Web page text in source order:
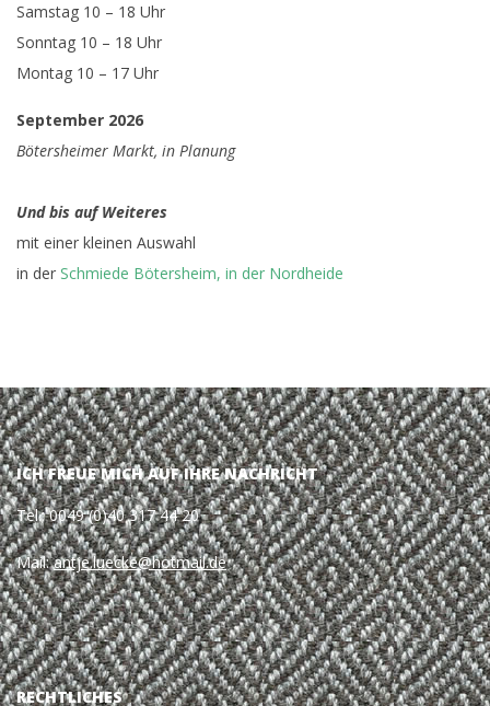
Samstag 10 – 18 Uhr
Sonntag 10 – 18 Uhr
Montag 10 – 17 Uhr
September 2026
Bötersheimer Markt, in Planung
Und bis auf Weiteres
mit einer kleinen Auswahl
in der Schmiede Bötersheim, in der Nordheide
ICH FREUE MICH AUF IHRE NACHRICHT
Tel.: 0049 (0)40 317 44 20
Mail:antje.luecke@hotmail.de
RECHTLICHES